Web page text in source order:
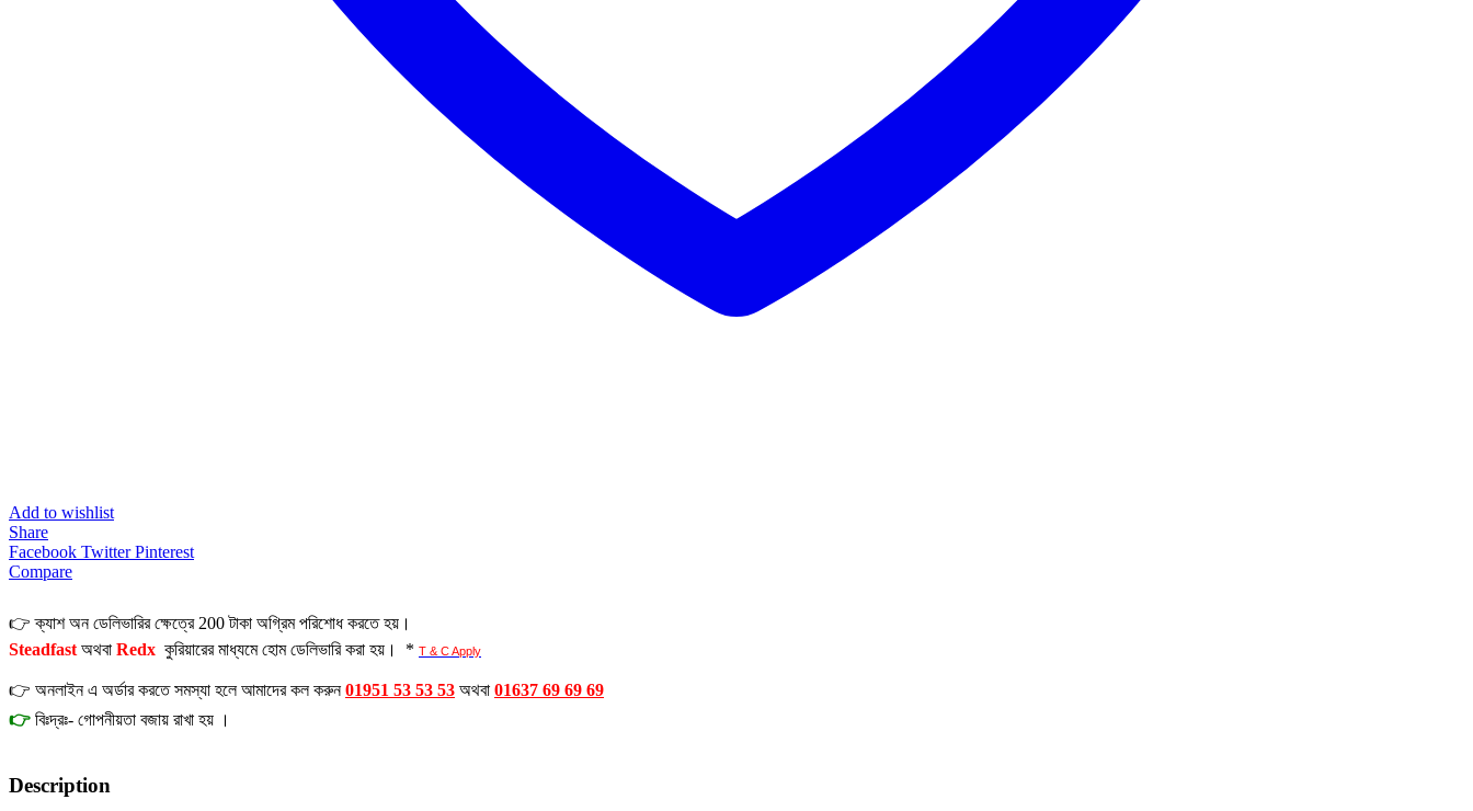
Add to wishlist
Share
Facebook Twitter Pinterest
Compare
👉 ক্যাশ অন ডেলিভারির ক্ষেত্রে 200 টাকা অগ্রিম পরিশোধ করতে হয়।
Steadfast অথবা Redx কুরিয়ারের মাধ্যমে হোম ডেলিভারি করা হয়। * T & C Apply
👉 অনলাইন এ অর্ডার করতে সমস্যা হলে আমাদের কল করুন01951 53 53 53 অথবা 01637 69 69 69
👉 বিঃদ্রঃ- গোপনীয়তা বজায় রাখা হয় ।
Description